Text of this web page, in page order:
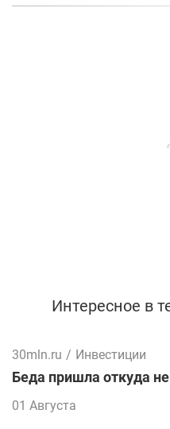
Интересное в
30mln.ru / Инвестиции
Беда пришла откуда
01 Августа